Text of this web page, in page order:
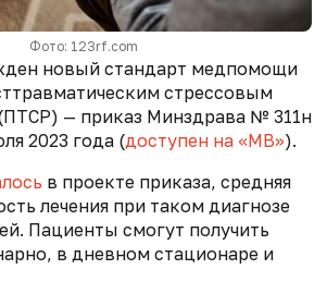
Фото: 123rf.com
новый стандарт медпомощи
стрессовым
— приказ Минздрава № 311н
2023 года (доступен на «МВ»).
в проекте приказа, средняя
лечения при таком диагнозе
Пациенты смогут получить
в дневном стационаре и